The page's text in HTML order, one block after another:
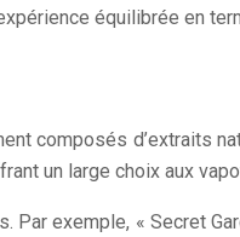
équilibrée en
composés d’extraits
un large choix aux
exemple, « Secret